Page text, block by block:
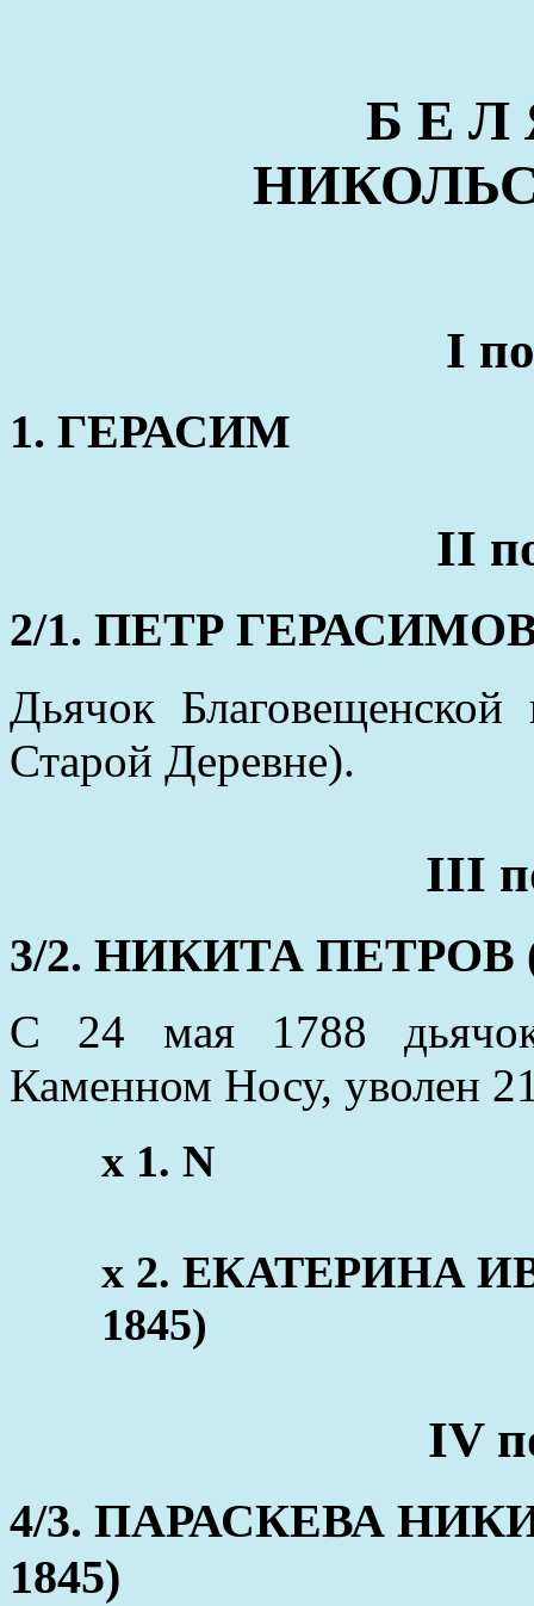
Б Е Л
I
1. ГЕРАСИМ
II
2/1. ПЕТР ГЕРАСИМОВ
Дьячок
Старой Деревне).
III
3/2. НИКИТА ПЕТРОВ
С 24 мая 1788 дьячок
Каменном Носу, уволен
x 1. N
x 2. ЕКАТЕРИНА
1845)
IV
4/3. ПАРАСКЕВА
1845)